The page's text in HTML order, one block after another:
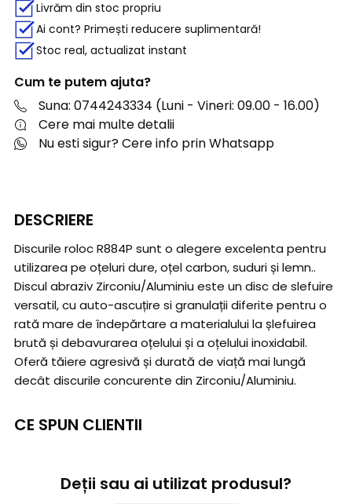
Livrăm din stoc propriu
Ai cont? Primești reducere suplimentară!
Stoc real, actualizat instant
Cum te putem ajuta?
Suna: 0744243334 (Luni - Vineri: 09.00 - 16.00)
Cere mai multe detalii
Nu esti sigur? Cere info prin Whatsapp
DESCRIERE
Discurile roloc R884P sunt o alegere excelenta pentru
utilizarea pe oțeluri dure, oțel carbon, suduri și lemn..
Discul abraziv Zirconiu/Aluminiu este un disc de slefuire
versatil, cu auto-ascuțire si granulații diferite pentru o
rată mare de îndepărtare a materialului la șlefuirea
brută și debavurarea oțelului și a oțelului inoxidabil.
Oferă tăiere agresivă și durată de viață mai lungă
decât discurile concurente din Zirconiu/Aluminiu.
CE SPUN CLIENTII
Deții sau ai utilizat produsul?